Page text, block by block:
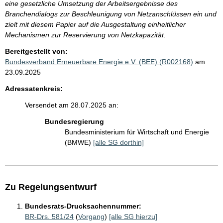
eine gesetzliche Umsetzung der Arbeitsergebnisse des
Branchendialogs zur Beschleunigung von Netzanschlüssen ein und
zielt mit diesem Papier auf die Ausgestaltung einheitlicher
Mechanismen zur Reservierung von Netzkapazität.
Bereitgestellt von:
Bundesverband Erneuerbare Energie e.V. (BEE) (R002168) am
23.09.2025
Adressatenkreis:
Versendet am 28.07.2025 an:
Bundesregierung
Bundesministerium für Wirtschaft und Energie
(BMWE) [alle SG dorthin]
Zu Regelungsentwurf
Bundesrats-Drucksachennummer:
BR-Drs. 581/24 (Vorgang) [alle SG hierzu]